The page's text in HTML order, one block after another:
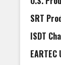
SRT
ISDT